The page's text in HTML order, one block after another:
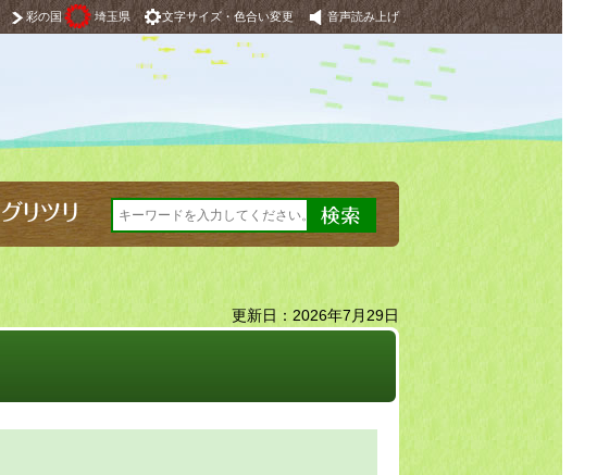
彩の国 埼玉県 文字サイズ・色合い変更 音声読み上げ
更新日：2026年7月29日